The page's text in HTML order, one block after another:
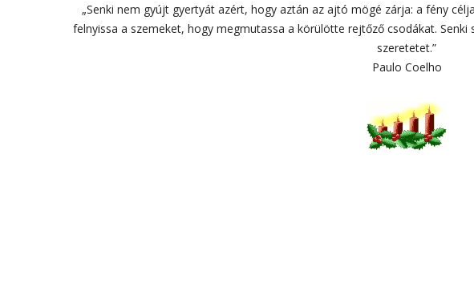
„Senki nem gyújt gyertyát azért, hogy aztán az ajtó mögé zárja: a fény
felnyissa a szemeket, hogy megmutassa a körülötte rejtőző csodákat.
szeretetet.”
Paulo Coelho